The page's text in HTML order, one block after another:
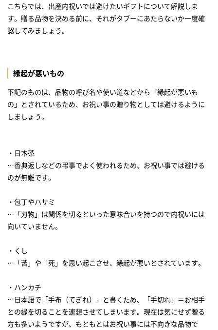
こちらでは、出産内祝いでは避けたいギフトについて解説しま
す。贈る品物を決める前に、それがタブーにあたらないか一度確
縁起が悪いもの
下記のものは、品物の呼び名や使い道などから「縁起が悪いも
の」とされているため、お祝い事の贈り物としては避けるように
しましょう。
・日本茶
…香典返しなどの弔事でよく使われるため、お祝い事では避ける
のが無難です。
・包丁やハサミ
…「刃物」は関係を切るといった意味合いを持つので内祝いには
向いていません。
・くし
…「苦」や「死」を思い起こさせ、縁起が悪いとされています。
・ハンカチ
…日本語で「手布（てぎれ）」と書くため、「手切れ」＝お相手
との縁を切ることを連想させてしまいます。現在は気にせず贈る
方も多いようですが、もともとはお祝い事には不向きな品物で